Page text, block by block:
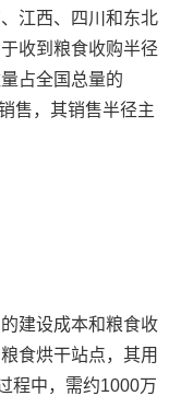
江西、四川和东北
收到粮食收购半径
占全国总量的
售，其销售半径主
建设成本和粮食收
食烘干站点，其用
程中，需约1000万